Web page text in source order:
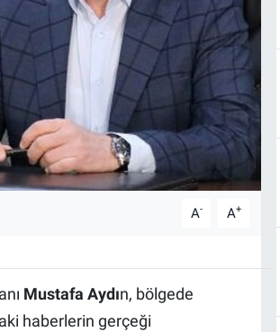
A- A+
Mustafa Aydın, bölgede
haberlerin gerçeği